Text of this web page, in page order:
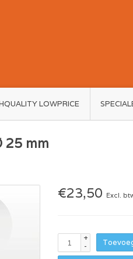
LOWPRICE
25 mm
€23,50 Excl.
+
-